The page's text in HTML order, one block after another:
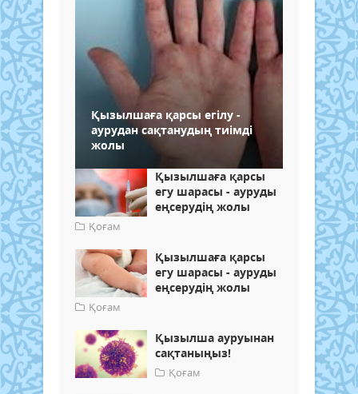
Қызылшаға қарсы егілу -
аурудан сақтанудың тиімді
жолы
Қызылшаға қарсы
егу шарасы - ауруды
еңсерудің жолы
Қоғам
Қызылшаға қарсы
егу шарасы - ауруды
еңсерудің жолы
Қоғам
Қызылша ауруынан
сақтаныңыз!
Қоғам